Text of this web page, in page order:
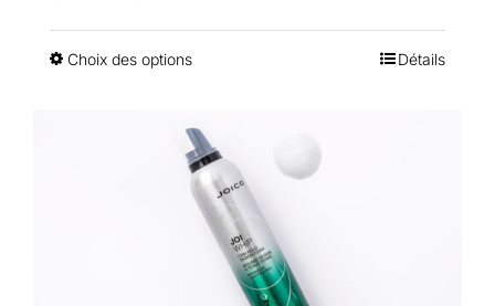
$18.95
Choix des optionsCe
a
plusieurs
variations.
Les
options
Détails